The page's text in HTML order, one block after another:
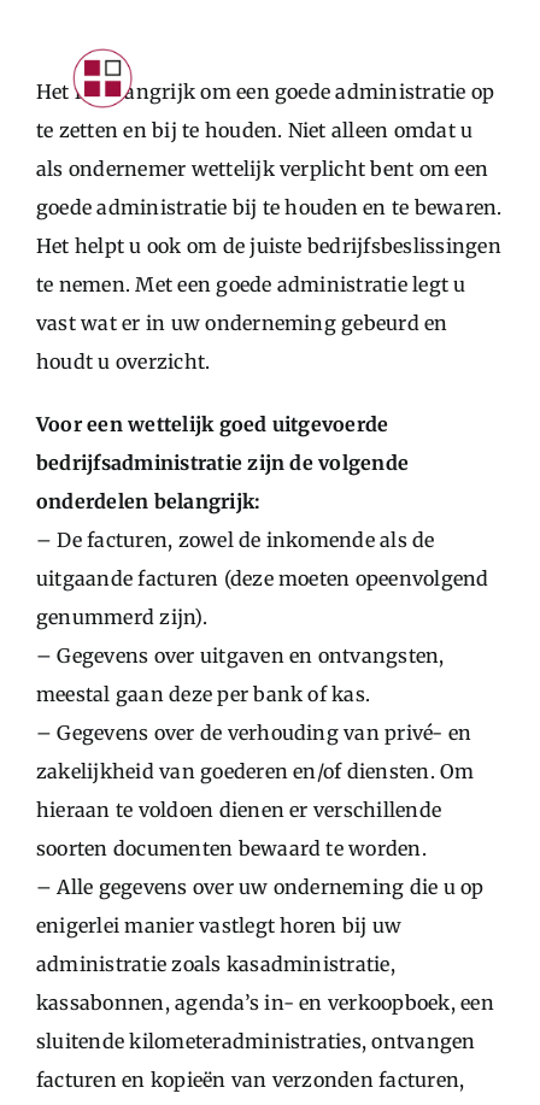
content
Toggle
PARTICULIEREN
STARTERS
ONDERNEMERS
CONTACTFORMULIER
Het is belangrijk om een goede administratie op
te zetten en bij te houden. Niet alleen omdat u
als ondernemer wettelijk verplicht bent om een
goede administratie bij te houden en te bewaren.
Het helpt u ook om de juiste bedrijfsbeslissingen
te nemen. Met een goede administratie legt u
vast wat er in uw onderneming gebeurd en
houdt u overzicht.
Voor een wettelijk goed uitgevoerde
bedrijfsadministratie zijn de volgende
onderdelen belangrijk:
– De facturen, zowel de inkomende als de
uitgaande facturen (deze moeten opeenvolgend
genummerd zijn).
– Gegevens over uitgaven en ontvangsten,
meestal gaan deze per bank of kas.
– Gegevens over de verhouding van privé- en
zakelijkheid van goederen en/of diensten. Om
hieraan te voldoen dienen er verschillende
soorten documenten bewaard te worden.
– Alle gegevens over uw onderneming die u op
enigerlei manier vastlegt horen bij uw
administratie zoals kasadministratie,
kassabonnen, agenda’s in- en verkoopboek, een
sluitende kilometeradministraties, ontvangen
facturen en kopieën van verzonden facturen,